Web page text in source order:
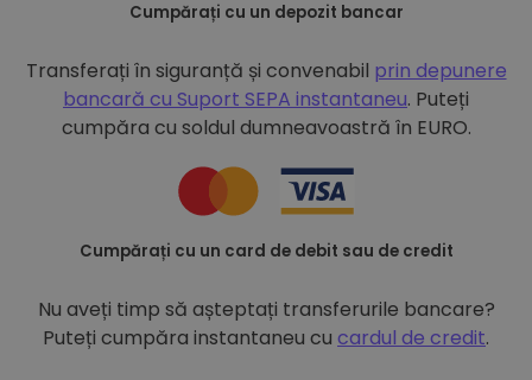
Cumpărați cu un depozit bancar
Transferați în siguranță și convenabil prin depunere
bancară cu Suport SEPA instantaneu. Puteți
cumpăra cu soldul dumneavoastră în EURO.
Cumpărați cu un card de debit sau de credit
Nu aveți timp să așteptați transferurile bancare?
Puteți cumpăra instantaneu cu cardul de credit.